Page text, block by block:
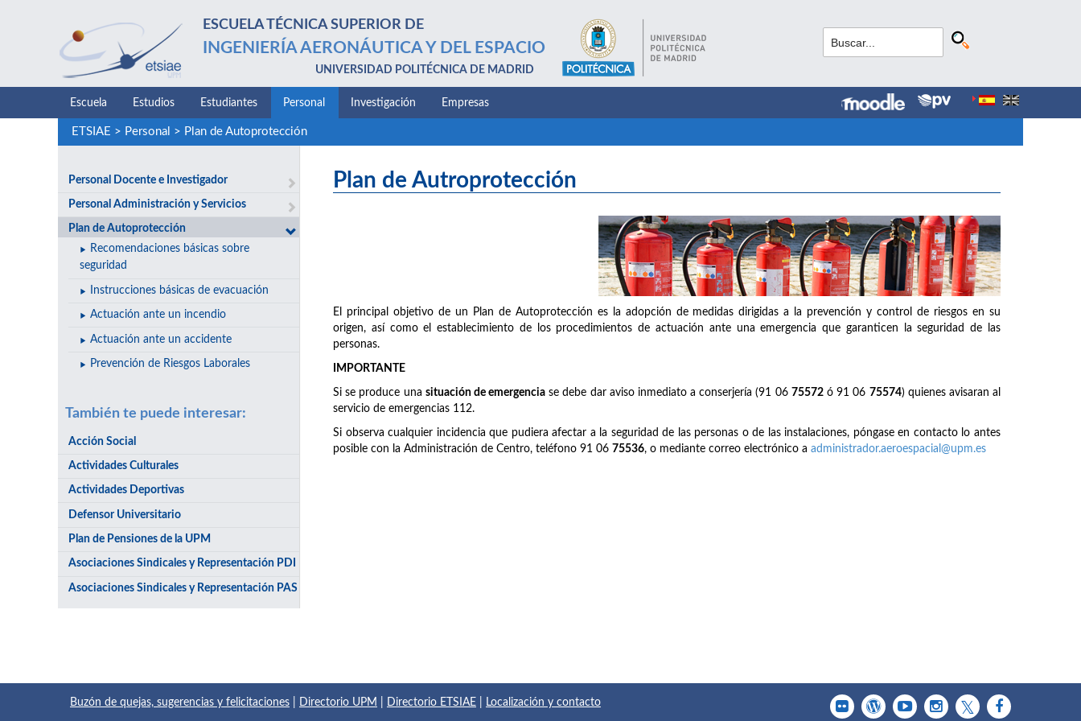
ESCUELA TÉCNICA SUPERIOR DE
INGENIERÍA AERONÁUTICA Y DEL ESPACIO
UNIVERSIDAD POLITÉCNICA DE MADRID
Escuela Estudios Estudiantes Personal Investigación Empresas
ETSIAE > Personal > Plan de Autoprotección
Personal Docente e Investigador
Personal Administración y Servicios
Plan de Autoprotección
Recomendaciones básicas sobre
seguridad
Instrucciones básicas de evacuación
Actuación ante un incendio
Actuación ante un accidente
Prevención de Riesgos Laborales
También te puede interesar:
Acción Social
Actividades Culturales
Actividades Deportivas
Defensor Universitario
Plan de Pensiones de la UPM
Asociaciones Sindicales y Representación PDI
Asociaciones Sindicales y Representación PAS
Plan de Autroprotección
El principal objetivo de un Plan de Autoprotección es la adopción de medidas dirigidas a la prevención y control de riesgos en su
origen, así como el establecimiento de los procedimientos de actuación ante una emergencia que garanticen la seguridad de las
personas.
IMPORTANTE
Si se produce una situación de emergencia se debe dar aviso inmediato a conserjería (91 06 75572ó 91 06 75574) quienes avisaran al
servicio de emergencias 112.
Si observa cualquier incidencia que pudiera afectar a la seguridad de las personas o de las instalaciones, póngase en contacto lo antes
posible con la Administración de Centro, teléfono 91 06 75536, o mediante correo electrónico a administrador.aeroespacial@upm.es
Buzón de quejas, sugerencias y felicitaciones Directorio UPM Directorio ETSIAE Localización y contacto